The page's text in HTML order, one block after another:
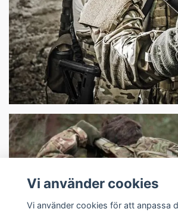
Vi använder cookies
Vi använder cookies för att anpassa